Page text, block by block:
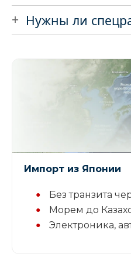
Нужны ли
Импорт из Японии
Без транзита
Морем до
Электроника,